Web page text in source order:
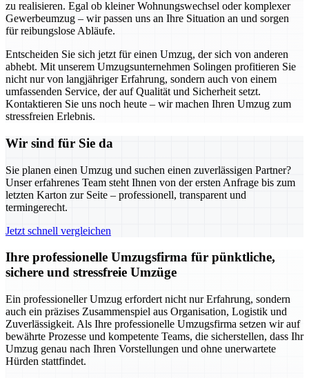
zu realisieren. Egal ob kleiner Wohnungswechsel oder komplexer
Gewerbeumzug – wir passen uns an Ihre Situation an und sorgen
für reibungslose Abläufe.
Entscheiden Sie sich jetzt für einen Umzug, der sich von anderen
abhebt. Mit unserem Umzugsunternehmen Solingen profitieren Sie
nicht nur von langjähriger Erfahrung, sondern auch von einem
umfassenden Service, der auf Qualität und Sicherheit setzt.
Kontaktieren Sie uns noch heute – wir machen Ihren Umzug zum
stressfreien Erlebnis.
Wir sind für Sie da
Sie planen einen Umzug und suchen einen zuverlässigen Partner?
Unser erfahrenes Team steht Ihnen von der ersten Anfrage bis zum
letzten Karton zur Seite – professionell, transparent und
termingerecht.
Jetzt schnell vergleichen
Ihre professionelle Umzugsfirma für pünktliche,
sichere und stressfreie Umzüge
Ein professioneller Umzug erfordert nicht nur Erfahrung, sondern
auch ein präzises Zusammenspiel aus Organisation, Logistik und
Zuverlässigkeit. Als Ihre professionelle Umzugsfirma setzen wir auf
bewährte Prozesse und kompetente Teams, die sicherstellen, dass Ihr
Umzug genau nach Ihren Vorstellungen und ohne unerwartete
Hürden stattfindet.